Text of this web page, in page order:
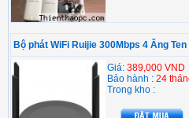
Bộ phát WiFi Ruijie 300Mbps 4 Ăng Ten
Giá: 389,000 VND
Bảo hành : 24
Trong kho :